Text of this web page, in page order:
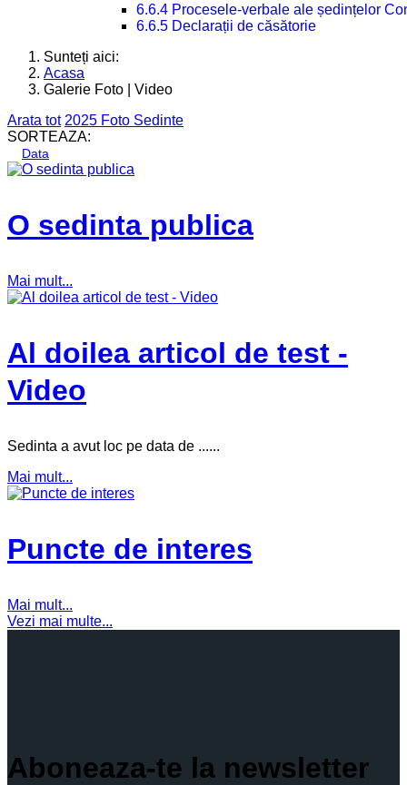
6.6.4 Procesele-verbale ale ședințelor
6.6.5 Declarații de căsătorie
Sunteți aici:
Acasa
Galerie Foto | Video
Arata tot 2025 Foto Sedinte
SORTEAZA:
Data
O sedinta publica
Mai mult...
Al doilea articol de test -
Video
Sedinta a avut loc pe data de ......
Mai mult...
Puncte de interes
Mai mult...
Vezi mai multe...
Aboneaza-te la newsletter